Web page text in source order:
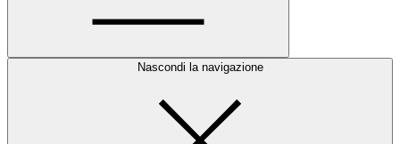
Nascondi la navigazione